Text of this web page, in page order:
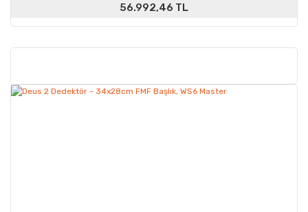
56.992,46 TL